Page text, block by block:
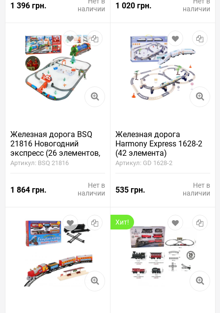
1 396 грн.
наличии
1 020 грн.
наличии
Железная дорога BSQ
21816 Новогодний
экспресс (26 элементов,
длина пути 732 см)
Артикул: BSQ 21816
1 864 грн.
Нет в
наличии
Железная дорога
Harmony Express 1628-2
(42 элемента)
Артикул: GD 1628-2
535 грн.
Нет в
наличии
Хит!